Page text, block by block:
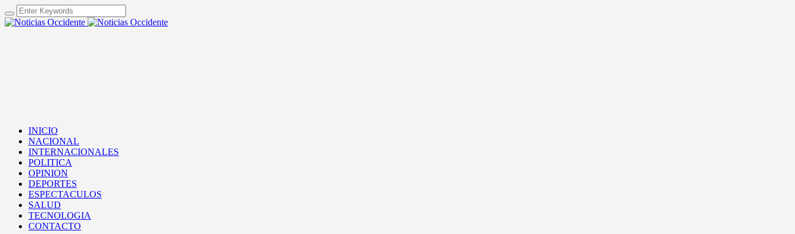
INICIO
NACIONAL
INTERNACIONALES
POLITICA
OPINION
DEPORTES
ESPECTACULOS
SALUD
TECNOLOGIA
CONTACTO